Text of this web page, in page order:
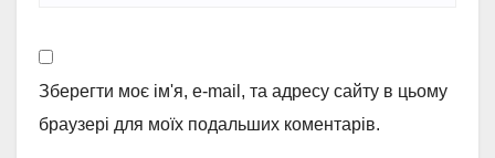
Зберегти моє ім'я, e-mail, та адресу сайту в цьому
браузері для моїх подальших коментарів.